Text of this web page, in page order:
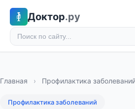
Доктор.ру
Главная › Профилактика
Профилактика заболеваний